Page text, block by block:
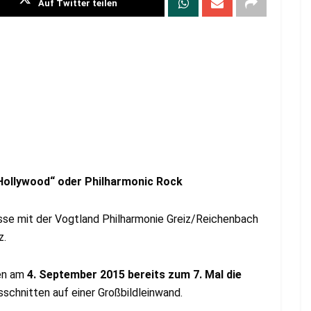
Auf Twitter teilen
oder Philharmonic Rock
mit der Vogtland Philharmonie Greiz/Reichenbach
am 4. September 2015 bereits zum 7. Mal die
auf einer Großbildleinwand.